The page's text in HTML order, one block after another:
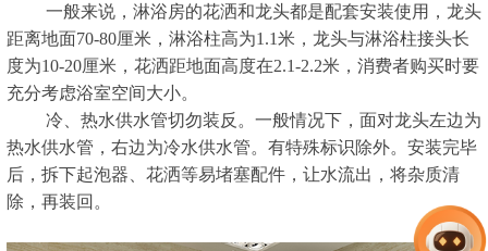
一般来说，淋浴房的花洒和龙头都是配套安装使用，龙头
距离地面70-80厘米，淋浴柱高为1.1米，龙头与淋浴柱接头长
度为10-20厘米，花洒距地面高度在2.1-2.2米，消费者购买时要
充分考虑浴室空间大小。
冷、热水供水管切勿装反。一般情况下，面对龙头左边为
热水供水管，右边为冷水供水管。有特殊标识除外。安装完毕
后，拆下起泡器、花洒等易堵塞配件，让水流出，将杂质清
除，再装回。